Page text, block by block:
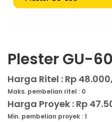
Plester GU-
Harga Ritel : Rp
Maks. pembelian ritel : 0
Harga Proyek : Rp
Min. pembelian proyek : 1